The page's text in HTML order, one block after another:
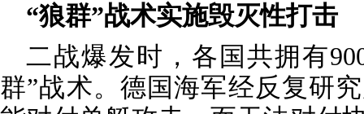
“狼群”战术实施毁灭性打击
二战爆发时，各国共拥有
群”战术。德国海军经反复研